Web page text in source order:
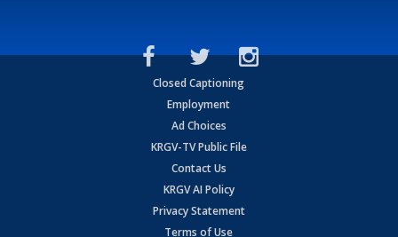
Closed Captioning
Employment
Ad Choices
KRGV-TV Public File
Contact Us
KRGV AI Policy
Privacy Statement
Terms of Use